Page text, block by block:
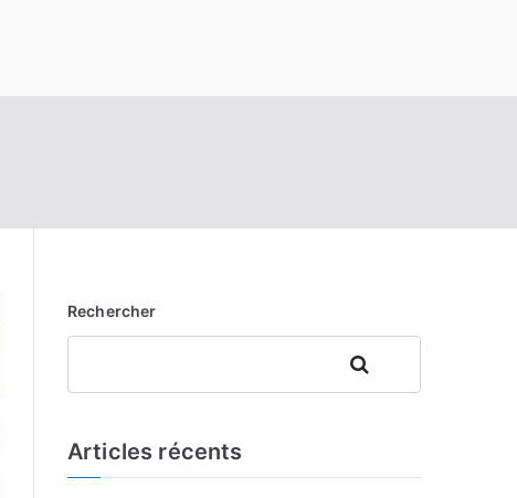
Rechercher
Rechercher
Articles récents